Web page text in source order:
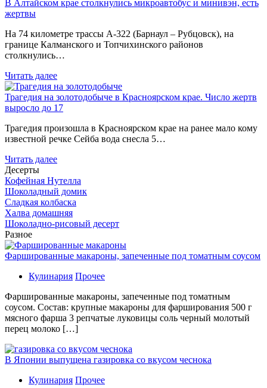
В Алтайском крае столкнулись микроавтобус и минивэн, есть
жертвы
На 74 километре трассы А-322 (Барнаул – Рубцовск), на
границе Калманского и Топчихинского районов
столкнулись…
Читать далее
Трагедия на золотодобыче в Красноярском крае. Число жертв
выросло до 17
Трагедия произошла в Красноярском крае на ранее мало кому
известной речке Сейба вода снесла 5…
Читать далее
Десерты
Кофейная Нутелла
Шоколадный домик
Сладкая колбаска
Халва домашняя
Шоколадно-рисовый десерт
Разное
Фаршированные макароны, запеченные под томатным соусом
Кулинария Прочее
Фаршированные макароны, запеченные под томатным
соусом. Состав: крупные макароны для фарширования 500 г
мясного фарша 3 репчатые луковицы соль черный молотый
перец молоко […]
В Японии выпущена газировка со вкусом чеснока
Кулинария Прочее